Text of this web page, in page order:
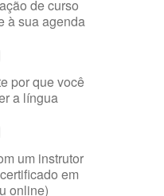
por que você
a língua
um instrutor
em
online)